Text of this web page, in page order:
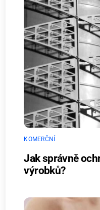
KOMERČNÍ
Jak správně
výrobků?